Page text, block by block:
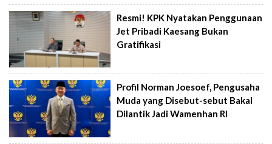
Resmi! KPK Nyatakan Penggunaan
Jet Pribadi Kaesang Bukan
Gratifikasi
Profil Norman Joesoef, Pengusaha
Muda yang Disebut-sebut Bakal
Dilantik Jadi Wamenhan RI